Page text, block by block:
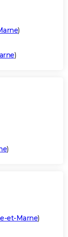
)
)
)
et-Marne)